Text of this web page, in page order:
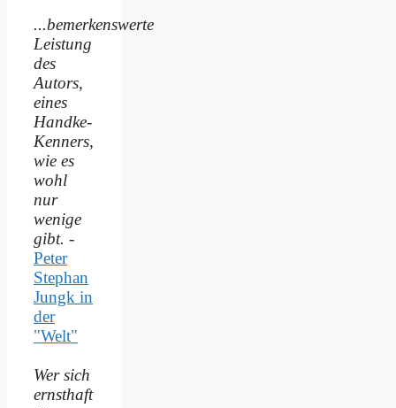
...bemerkenswerte
Leistung
des
Autors,
eines
Handke-
Kenners,
wie es
wohl
nur
wenige
gibt. -
Peter
Stephan
Jungk in
der
"Welt"
Wer sich
ernsthaft